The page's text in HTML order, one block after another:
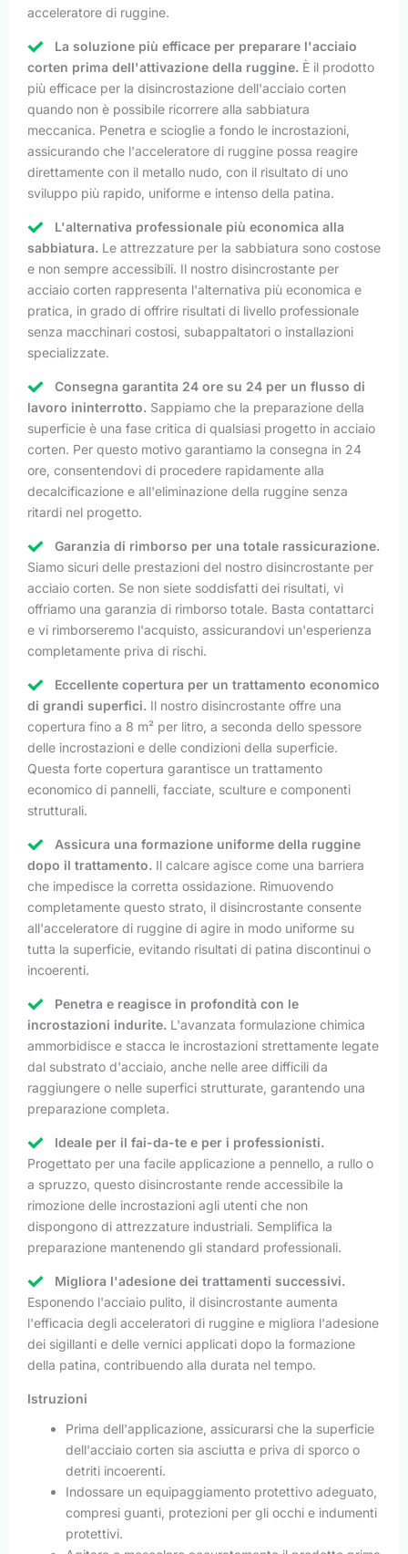
acceleratore di ruggine.
La soluzione più efficace per preparare l'acciaio
corten prima dell'attivazione della ruggine. È il prodotto
più efficace per la disincrostazione dell'acciaio corten
quando non è possibile ricorrere alla sabbiatura
meccanica. Penetra e scioglie a fondo le incrostazioni,
assicurando che l'acceleratore di ruggine possa reagire
direttamente con il metallo nudo, con il risultato di uno
sviluppo più rapido, uniforme e intenso della patina.
L'alternativa professionale più economica alla
sabbiatura. Le attrezzature per la sabbiatura sono costose
e non sempre accessibili. Il nostro disincrostante per
acciaio corten rappresenta l'alternativa più economica e
pratica, in grado di offrire risultati di livello professionale
senza macchinari costosi, subappaltatori o installazioni
specializzate.
Consegna garantita 24 ore su 24 per un flusso di
lavoro ininterrotto. Sappiamo che la preparazione della
superficie è una fase critica di qualsiasi progetto in acciaio
corten. Per questo motivo garantiamo la consegna in 24
ore, consentendovi di procedere rapidamente alla
decalcificazione e all'eliminazione della ruggine senza
ritardi nel progetto.
Garanzia di rimborso per una totale rassicurazione.
Siamo sicuri delle prestazioni del nostro disincrostante per
acciaio corten. Se non siete soddisfatti dei risultati, vi
offriamo una garanzia di rimborso totale. Basta contattarci
e vi rimborseremo l'acquisto, assicurandovi un'esperienza
completamente priva di rischi.
Eccellente copertura per un trattamento economico
di grandi superfici. Il nostro disincrostante offre una
copertura fino a 8 m² per litro, a seconda dello spessore
delle incrostazioni e delle condizioni della superficie.
Questa forte copertura garantisce un trattamento
economico di pannelli, facciate, sculture e componenti
strutturali.
Assicura una formazione uniforme della ruggine
dopo il trattamento. Il calcare agisce come una barriera
che impedisce la corretta ossidazione. Rimuovendo
completamente questo strato, il disincrostante consente
all'acceleratore di ruggine di agire in modo uniforme su
tutta la superficie, evitando risultati di patina discontinui o
incoerenti.
Penetra e reagisce in profondità con le
incrostazioni indurite. L'avanzata formulazione chimica
ammorbidisce e stacca le incrostazioni strettamente legate
dal substrato d'acciaio, anche nelle aree difficili da
raggiungere o nelle superfici strutturate, garantendo una
preparazione completa.
Ideale per il fai-da-te e per i professionisti.
Progettato per una facile applicazione a pennello, a rullo o
a spruzzo, questo disincrostante rende accessibile la
rimozione delle incrostazioni agli utenti che non
dispongono di attrezzature industriali. Semplifica la
preparazione mantenendo gli standard professionali.
Migliora l'adesione dei trattamenti successivi.
Esponendo l'acciaio pulito, il disincrostante aumenta
l'efficacia degli acceleratori di ruggine e migliora l'adesione
dei sigillanti e delle vernici applicati dopo la formazione
della patina, contribuendo alla durata nel tempo.
Istruzioni
Prima dell'applicazione, assicurarsi che la superficie
dell'acciaio corten sia asciutta e priva di sporco o
detriti incoerenti.
Indossare un equipaggiamento protettivo adeguato,
compresi guanti, protezioni per gli occhi e indumenti
protettivi.